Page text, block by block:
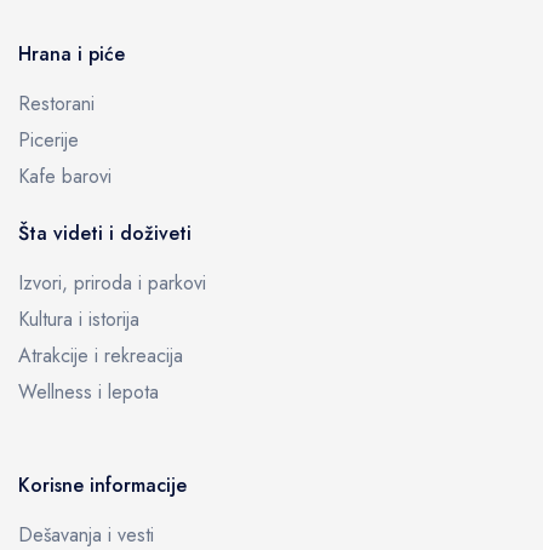
Hrana i piće
Restorani
Picerije
Kafe barovi
Šta videti i doživeti
Izvori, priroda i parkovi
Kultura i istorija
Atrakcije i rekreacija
Wellness i lepota
Korisne informacije
Dešavanja i vesti